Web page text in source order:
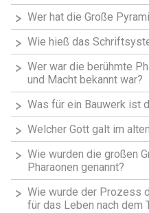
Wer hat die Große
Wie hieß das
Wer war die berühmte
und Macht bekannt war?
Was für ein Bauwerk ist
Welcher Gott galt im
Wie wurden die großen
Pharaonen genannt?
Wie wurde der Prozess
für das Leben nach dem